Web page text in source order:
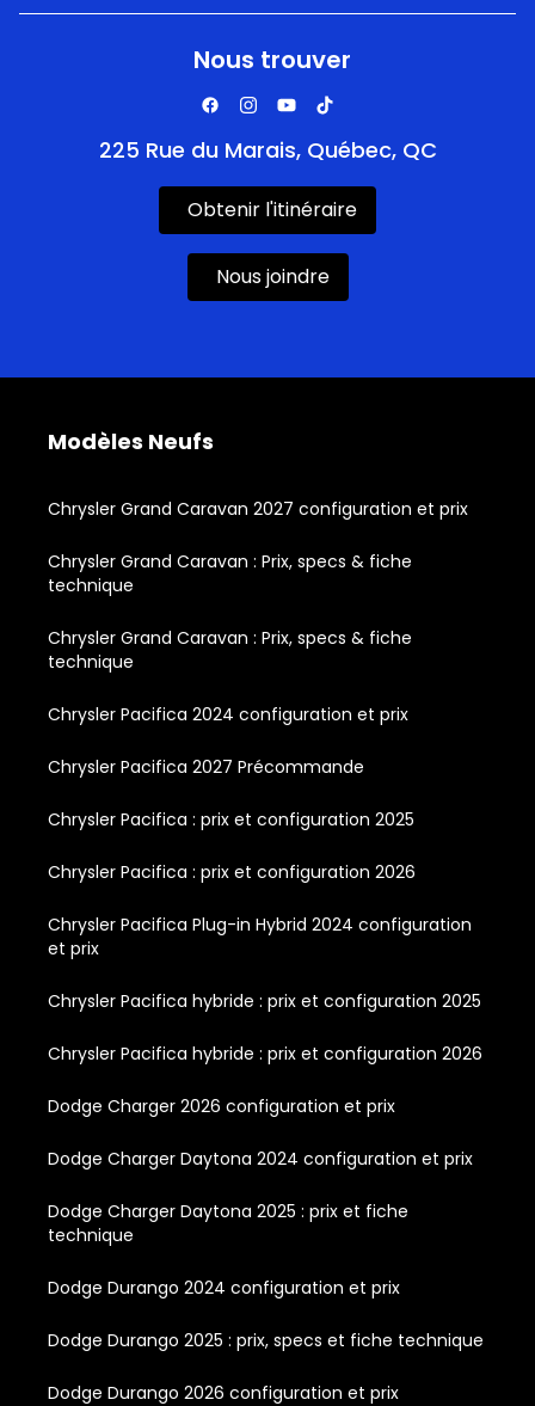
Nous trouver
225 Rue du Marais, Québec, QC
Obtenir l'itinéraire
Nous joindre
Modèles Neufs
Chrysler Grand Caravan 2027 configuration et prix
Chrysler Grand Caravan : Prix, specs & fiche
technique
Chrysler Grand Caravan : Prix, specs & fiche
technique
Chrysler Pacifica 2024 configuration et prix
Chrysler Pacifica 2027 Précommande
Chrysler Pacifica : prix et configuration 2025
Chrysler Pacifica : prix et configuration 2026
Chrysler Pacifica Plug-in Hybrid 2024 configuration
et prix
Chrysler Pacifica hybride : prix et configuration 2025
Chrysler Pacifica hybride : prix et configuration 2026
Dodge Charger 2026 configuration et prix
Dodge Charger Daytona 2024 configuration et prix
Dodge Charger Daytona 2025 : prix et fiche
technique
Dodge Durango 2024 configuration et prix
Dodge Durango 2025 : prix, specs et fiche technique
Dodge Durango 2026 configuration et prix